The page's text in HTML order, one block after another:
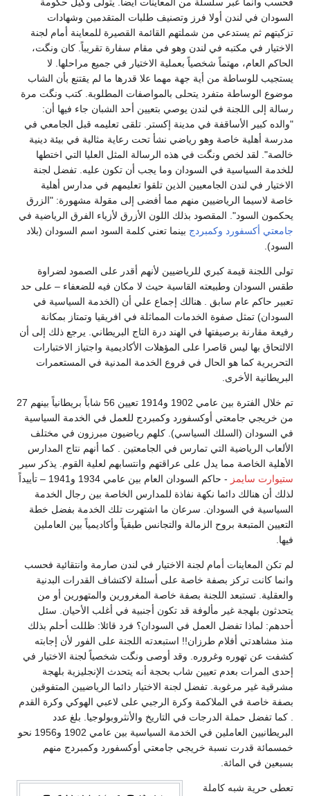
السودان في لندن أولا فرز وتصنيف طلبات المتقدمين وشهادات
تزكيتهم ثم يستدعي من شملتهم القائمة القصيرة للمعاينة أمام لجنة
الاختيار في مكتبه في لندن وهو في مقام سفارة تقريباً. كان ونگت،
الحاكم العام، مهتماً شخصياً بعملية الاختيار في جميع مراحلها. لا
يستجيب للوساطة من أية جهة مهما علا قدرها ما لم يقتنع بأن الشاب
موضوع الوساطة متفرد يتحلى بالمواصفات المطلوبة. كتب ونگت مرة
رسالة إلى اللجنة في لندن يوصي بتعيين أحد الشبان جاء فيها أن:
"والده كبير الأساقفة في مدينة إكستر. تلقى تعليمه قبل الجامعي في
مدرسة أهلية خاصة وهو رياضي نشأ تحت رعاية مثالية في بيئة دينية
خالصة". لقد لخص ونگت في هذه الرسالة المثل العليا التي اختطها
للخدمة السياسية في السودان وما يجب أن تكون عليه. تفضل لجنة
الاختيار في لندن الجامعيين الذين تلقوا تعليمهم في مدارس أهلية
خاصة لاسيما الرياضيين منهم مما أفضى إلى مقولة مشهورة: "الزرق
يحكمون السود". المقصود بذلك اللون الأزرق لأزياء الفرق الرياضية في
جامعتي أكسفورد وكمبردج بينما تعني كلمة السود اسم السودان (بلاد
السود).
تولى اللجنة قيمة كبري للرياضيين لأنهم أقدر على الصمود لضراوة
طقس السودان وطبيعته القاسية حيث لا مكان فيه للضعفاء – على حد
تعبير حاكم عام سابق . هنالك إجماع علي أن (الخدمة السياسية في
السودان) تمثل صفوة الخدمات المماثلة في افريقيا وتمتاز بمكانة
رفيعة مقارنة برصيفتها في الهند درة التاج البريطاني. يرجع ذلك إلى أن
الالتحاق بها ليس قاصرا على المؤهلات الأكاديمية واجتياز الاختبارات
التحريرية كما هو الحال في فروع الخدمة المدنية في المستعمرات
البريطانية الأخرى.
تم خلال الفترة بين عامي 1902 و1914 تعيين 56 شاباً بريطانياً بينهم 27
من خريجي جامعتي أوكسفورد وكمبردج للعمل في الخدمة السياسية
في السودان (السلك السياسي). كلهم رياضيون مبرزون في مختلف
الألعاب الرياضية التي تمارس في الجامعتين . كما أنهم نتاج المدارس
الأهلية الخاصة مما يدل على عراقتهم وانتسابهم لعلية القوم. يذكر سير
ستيوارت سايمز
- حاكم السودان العام بين عامي 1934 و1941 – تأييداً
لذلك أن هنالك دائما نكهة نفاذة للمدارس الخاصة بين رجال الخدمة
السياسية في السودان. سرعان ما اشتهرت تلك الخدمة بفضل خطة
التعيين المتبعة بروح الزمالة والتجانس طبقياً وأكاديمياً بين العاملين
فيها.
لم تكن المعاينات أمام لجنة الاختيار في لندن صارمة وانتقائية فحسب
وانما كانت تركز بصفة خاصة على أسئلة لاكتشاف القدرات البدنية
والعقلية. تستبعد اللجنة بصفة خاصة المغرورين والمتهورين أو من
يتحدثون بلهجة غير مألوفة قد تكون أجنبية في أغلب الأحيان. سئل
أحدهم: لماذا تفضل العمل في السودان؟ فرد قائلا: ظللت أحلم بذلك
منذ مشاهدتي أفلام طرزان!! استبعدته اللجنة على الفور لأن إجابته
كشفت عن تهوره وغروره. وقد أوصى ونگت شخصياً لجنة الاختيار في
إحدى المرات بعدم تعيين شاب بحجة أنه يتحدث الإنجليزية بلهجة
مشرقية غير مرغوبة. تفضل لجنة الاختيار دائما الرياضيين المتفوقين
بصفة خاصة في الملاكمة وكرة الرجبي على لاعبي الهوكي وكرة القدم
. كما تفضل حملة الدرجات في التاريخ والأنثروبولوجيا. بلغ عدد
البريطانيين العاملين في الخدمة السياسية بين عامي 1902 و1956 نحو
خمسمائة قدرت نسبة خريجي جامعتي أوكسفورد وكمبردج منهم
بسبعين في المائة.
تعطى حرية شبه كاملة